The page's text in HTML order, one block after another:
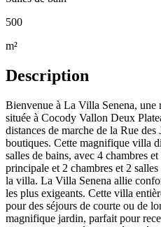
500
m²
Description
Bienvenue à La Villa Senena, une
située à Cocody Vallon Deux
distances de marche de la Rue des
boutiques. Cette magnifique villa
salles de bains, avec 4 chambres
principale et 2 chambres et 2
la villa. La Villa Senena allie
les plus exigeants. Cette villa
pour des séjours de courte ou de
magnifique jardin, parfait pour